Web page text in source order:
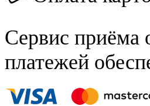
Сервис приёма
платежей